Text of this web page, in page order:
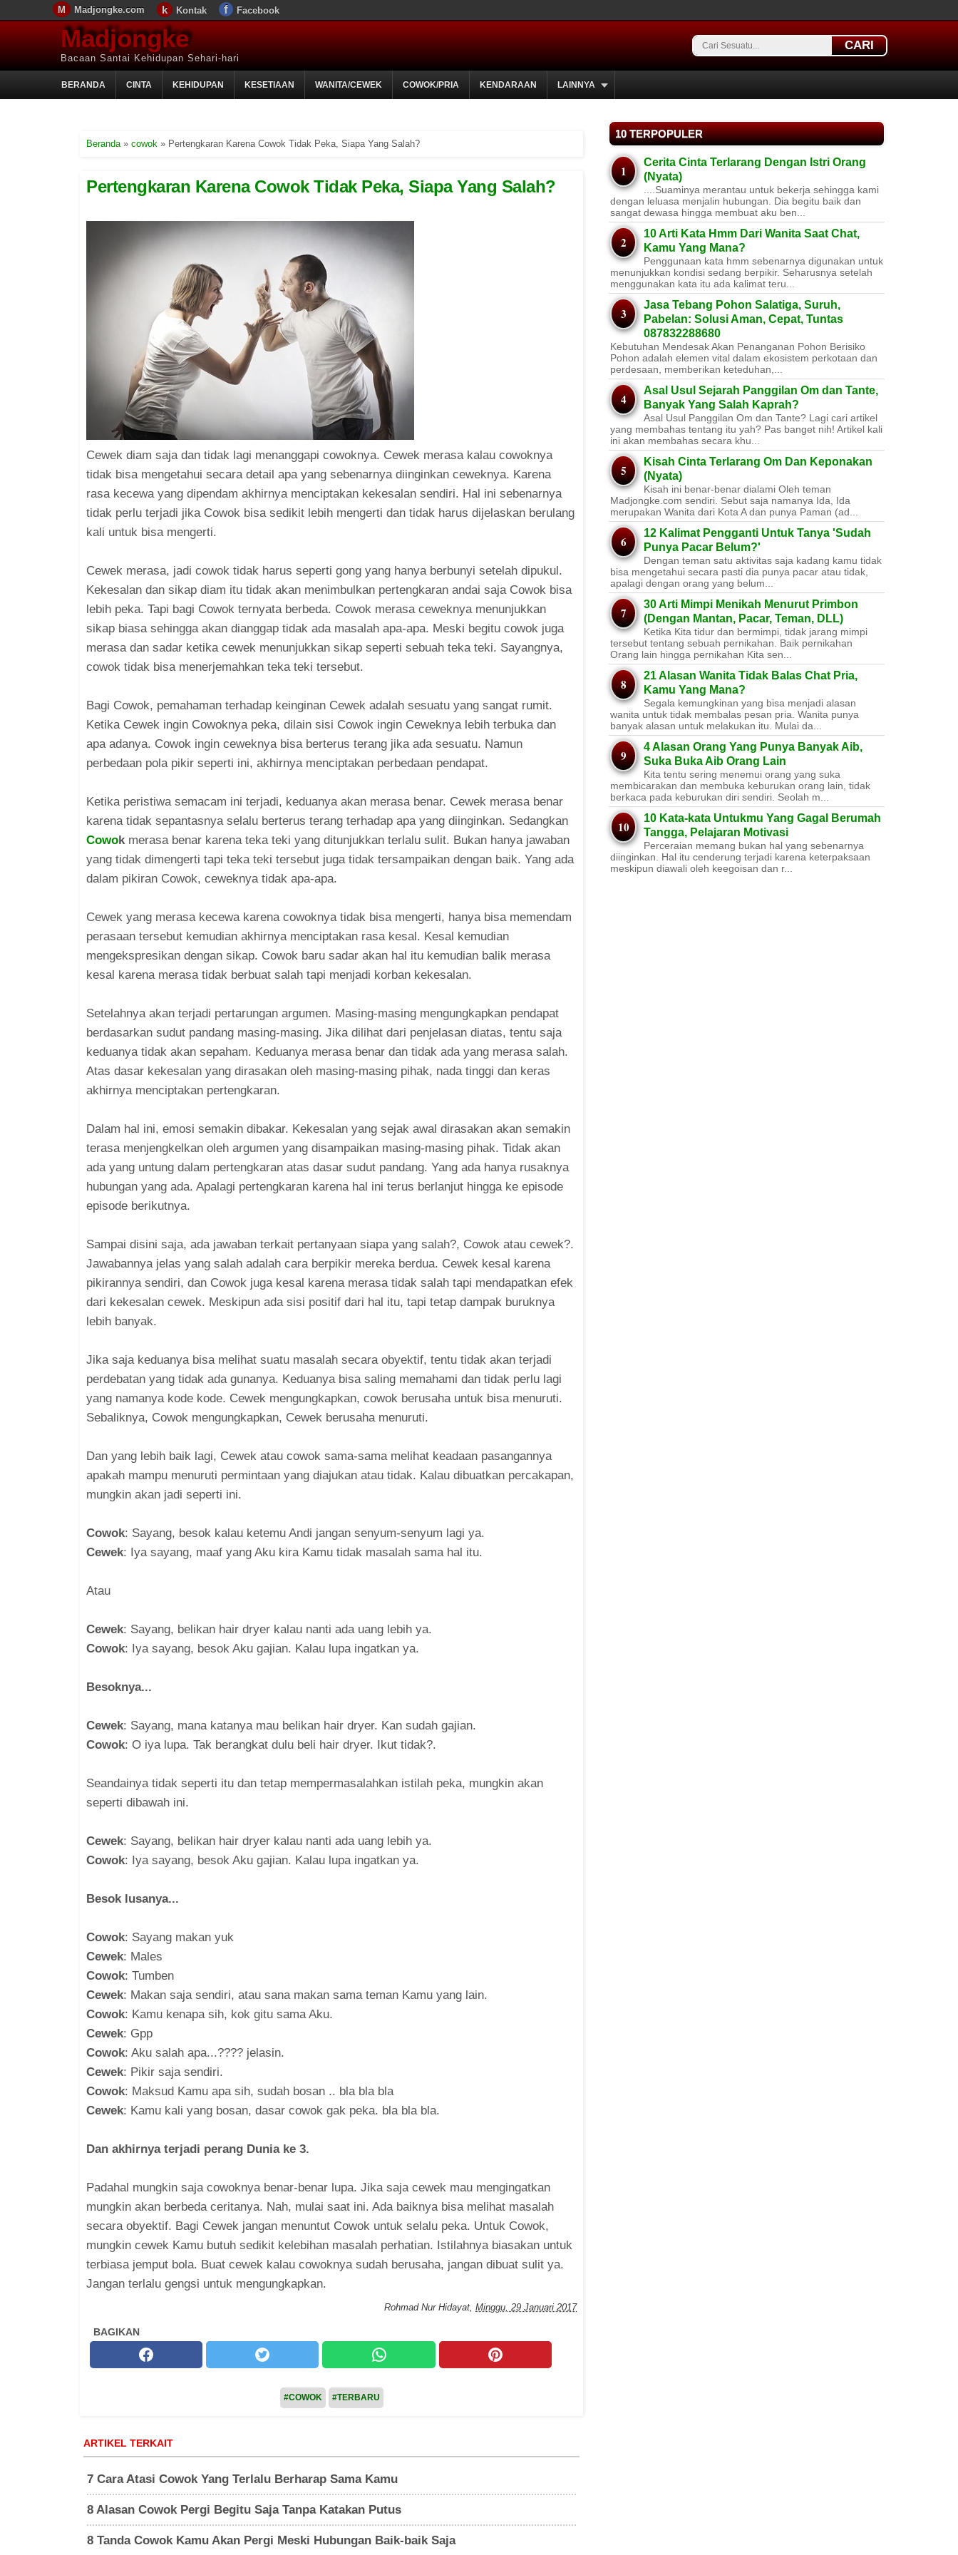
Madjongke.com Kontak Facebook
Madjongke
Bacaan Santai Kehidupan Sehari-hari
CARI
BERANDA CINTA KEHIDUPAN KESETIAAN WANITA/CEWEK COWOK/PRIA KENDARAAN LAINNYA
Beranda» cowok » Pertengkaran Karena Cowok Tidak Peka, Siapa Yang Salah?
Pertengkaran Karena Cowok Tidak Peka, Siapa Yang Salah?
Cewek diam saja dan tidak lagi menanggapi cowoknya. Cewek merasa kalau cowoknya
tidak bisa mengetahui secara detail apa yang sebenarnya diinginkan ceweknya. Karena
rasa kecewa yang dipendam akhirnya menciptakan kekesalan sendiri. Hal ini sebenarnya
tidak perlu terjadi jika Cowok bisa sedikit lebih mengerti dan tidak harus dijelaskan berulang
kali untuk bisa mengerti.
Cewek merasa, jadi cowok tidak harus seperti gong yang hanya berbunyi setelah dipukul.
Kekesalan dan sikap diam itu tidak akan menimbulkan pertengkaran andai saja Cowok bisa
lebih peka. Tapi bagi Cowok ternyata berbeda. Cowok merasa ceweknya menunjukkan
sikap biasa sehingga akan dianggap tidak ada masalah apa-apa. Meski begitu cowok juga
merasa dan sadar ketika cewek menunjukkan sikap seperti sebuah teka teki. Sayangnya,
cowok tidak bisa menerjemahkan teka teki tersebut.
Bagi Cowok, pemahaman terhadap keinginan Cewek adalah sesuatu yang sangat rumit.
Ketika Cewek ingin Cowoknya peka, dilain sisi Cowok ingin Ceweknya lebih terbuka dan
apa adanya. Cowok ingin ceweknya bisa berterus terang jika ada sesuatu. Namun
perbedaan pola pikir seperti ini, akhirnya menciptakan perbedaan pendapat.
Ketika peristiwa semacam ini terjadi, keduanya akan merasa benar. Cewek merasa benar
karena tidak sepantasnya selalu berterus terang terhadap apa yang diinginkan. Sedangkan
Cowokmerasa benar karena teka teki yang ditunjukkan terlalu sulit. Bukan hanya jawaban
yang tidak dimengerti tapi teka teki tersebut juga tidak tersampaikan dengan baik. Yang ada
dalam pikiran Cowok, ceweknya tidak apa-apa.
Cewek yang merasa kecewa karena cowoknya tidak bisa mengerti, hanya bisa memendam
perasaan tersebut kemudian akhirnya menciptakan rasa kesal. Kesal kemudian
mengekspresikan dengan sikap. Cowok baru sadar akan hal itu kemudian balik merasa
kesal karena merasa tidak berbuat salah tapi menjadi korban kekesalan.
Setelahnya akan terjadi pertarungan argumen. Masing-masing mengungkapkan pendapat
berdasarkan sudut pandang masing-masing. Jika dilihat dari penjelasan diatas, tentu saja
keduanya tidak akan sepaham. Keduanya merasa benar dan tidak ada yang merasa salah.
Atas dasar kekesalan yang dirasakan oleh masing-masing pihak, nada tinggi dan keras
akhirnya menciptakan pertengkaran.
Dalam hal ini, emosi semakin dibakar. Kekesalan yang sejak awal dirasakan akan semakin
terasa menjengkelkan oleh argumen yang disampaikan masing-masing pihak. Tidak akan
ada yang untung dalam pertengkaran atas dasar sudut pandang. Yang ada hanya rusaknya
hubungan yang ada. Apalagi pertengkaran karena hal ini terus berlanjut hingga ke episode
episode berikutnya.
Sampai disini saja, ada jawaban terkait pertanyaan siapa yang salah?, Cowok atau cewek?.
Jawabannya jelas yang salah adalah cara berpikir mereka berdua. Cewek kesal karena
pikirannya sendiri, dan Cowok juga kesal karena merasa tidak salah tapi mendapatkan efek
dari kekesalan cewek. Meskipun ada sisi positif dari hal itu, tapi tetap dampak buruknya
lebih banyak.
Jika saja keduanya bisa melihat suatu masalah secara obyektif, tentu tidak akan terjadi
perdebatan yang tidak ada gunanya. Keduanya bisa saling memahami dan tidak perlu lagi
yang namanya kode kode. Cewek mengungkapkan, cowok berusaha untuk bisa menuruti.
Sebaliknya, Cowok mengungkapkan, Cewek berusaha menuruti.
Dan yang lebih baik lagi, Cewek atau cowok sama-sama melihat keadaan pasangannya
apakah mampu menuruti permintaan yang diajukan atau tidak. Kalau dibuatkan percakapan,
mungkin akan jadi seperti ini.
Cowok: Sayang, besok kalau ketemu Andi jangan senyum-senyum lagi ya.
Cewek: Iya sayang, maaf yang Aku kira Kamu tidak masalah sama hal itu.
Atau
Cewek: Sayang, belikan hair dryer kalau nanti ada uang lebih ya.
Cowok: Iya sayang, besok Aku gajian. Kalau lupa ingatkan ya.
Besoknya...
Cewek: Sayang, mana katanya mau belikan hair dryer. Kan sudah gajian.
Cowok: O iya lupa. Tak berangkat dulu beli hair dryer. Ikut tidak?.
Seandainya tidak seperti itu dan tetap mempermasalahkan istilah peka, mungkin akan
seperti dibawah ini.
Cewek: Sayang, belikan hair dryer kalau nanti ada uang lebih ya.
Cowok: Iya sayang, besok Aku gajian. Kalau lupa ingatkan ya.
Besok lusanya...
Cowok: Sayang makan yuk
Cewek: Males
Cowok: Tumben
Cewek: Makan saja sendiri, atau sana makan sama teman Kamu yang lain.
Cowok: Kamu kenapa sih, kok gitu sama Aku.
Cewek: Gpp
Cowok: Aku salah apa...???? jelasin.
Cewek: Pikir saja sendiri.
Cowok: Maksud Kamu apa sih, sudah bosan .. bla bla bla
Cewek: Kamu kali yang bosan, dasar cowok gak peka. bla bla bla.
Dan akhirnya terjadi perang Dunia ke 3.
Padahal mungkin saja cowoknya benar-benar lupa. Jika saja cewek mau mengingatkan
mungkin akan berbeda ceritanya. Nah, mulai saat ini. Ada baiknya bisa melihat masalah
secara obyektif. Bagi Cewek jangan menuntut Cowok untuk selalu peka. Untuk Cowok,
mungkin cewek Kamu butuh sedikit kelebihan masalah perhatian. Istilahnya biasakan untuk
terbiasa jemput bola. Buat cewek kalau cowoknya sudah berusaha, jangan dibuat sulit ya.
Jangan terlalu gengsi untuk mengungkapkan.
Rohmad Nur Hidayat, Minggu, 29 Januari 2017
BAGIKAN
#COWOK #TERBARU
ARTIKEL TERKAIT
7 Cara Atasi Cowok Yang Terlalu Berharap Sama Kamu
8 Alasan Cowok Pergi Begitu Saja Tanpa Katakan Putus
8 Tanda Cowok Kamu Akan Pergi Meski Hubungan Baik-baik Saja
10 TERPOPULER
Cerita Cinta Terlarang Dengan Istri Orang
(Nyata)
....Suaminya merantau untuk bekerja sehingga kami
dengan leluasa menjalin hubungan. Dia begitu baik dan
sangat dewasa hingga membuat aku ben...
10 Arti Kata Hmm Dari Wanita Saat Chat,
Kamu Yang Mana?
Penggunaan kata hmm sebenarnya digunakan untuk
menunjukkan kondisi sedang berpikir. Seharusnya setelah
menggunakan kata itu ada kalimat teru...
Jasa Tebang Pohon Salatiga, Suruh,
Pabelan: Solusi Aman, Cepat, Tuntas
087832288680
Kebutuhan Mendesak Akan Penanganan Pohon Berisiko ​
Pohon adalah elemen vital dalam ekosistem perkotaan dan
perdesaan, memberikan keteduhan,...
Asal Usul Sejarah Panggilan Om dan Tante,
Banyak Yang Salah Kaprah?
Asal Usul Panggilan Om dan Tante? Lagi cari artikel
yang membahas tentang itu yah? Pas banget nih! Artikel kali
ini akan membahas secara khu...
Kisah Cinta Terlarang Om Dan Keponakan
(Nyata)
Kisah ini benar-benar dialami Oleh teman
Madjongke.com sendiri. Sebut saja namanya Ida, Ida
merupakan Wanita dari Kota A dan punya Paman (ad...
12 Kalimat Pengganti Untuk Tanya 'Sudah
Punya Pacar Belum?'
Dengan teman satu aktivitas saja kadang kamu tidak
bisa mengetahui secara pasti dia punya pacar atau tidak,
apalagi dengan orang yang belum...
30 Arti Mimpi Menikah Menurut Primbon
(Dengan Mantan, Pacar, Teman, DLL)
Ketika Kita tidur dan bermimpi, tidak jarang mimpi
tersebut tentang sebuah pernikahan. Baik pernikahan
Orang lain hingga pernikahan Kita sen...
21 Alasan Wanita Tidak Balas Chat Pria,
Kamu Yang Mana?
Segala kemungkinan yang bisa menjadi alasan
wanita untuk tidak membalas pesan pria. Wanita punya
banyak alasan untuk melakukan itu. Mulai da...
4 Alasan Orang Yang Punya Banyak Aib,
Suka Buka Aib Orang Lain
Kita tentu sering menemui orang yang suka
membicarakan dan membuka keburukan orang lain, tidak
berkaca pada keburukan diri sendiri. Seolah m...
10 Kata-kata Untukmu Yang Gagal Berumah
Tangga, Pelajaran Motivasi
Perceraian memang bukan hal yang sebenarnya
diinginkan. Hal itu cenderung terjadi karena keterpaksaan
meskipun diawali oleh keegoisan dan r...